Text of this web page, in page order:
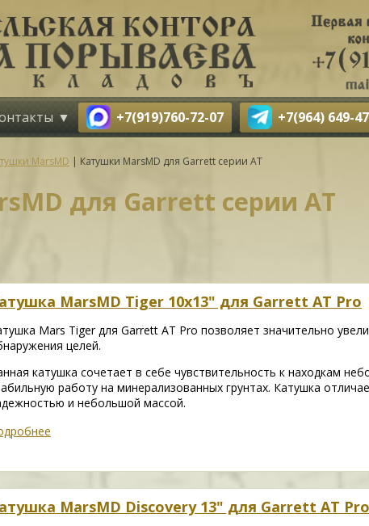
+7(919)760-72-07 +7(964) 649-
MarsMD | Катушки MarsMD для Garrett серии AT
для Garrett серии AT
MarsMD Tiger 10x13" для Garrett AT Pro
Mars Tiger для Garrett AT Pro позволяет значительно
целей.
катушка сочетает в себе чувствительность к находкам
работу на минерализованных грунтах. Катушка
и небольшой массой.
MarsMD Discovery 13" для Garrett AT Pro